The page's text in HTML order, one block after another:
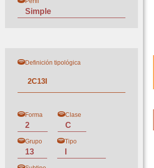
Simple
Definición tipológica
2C13I
Forma
2
Clase
C
Grupo
13
Tipo